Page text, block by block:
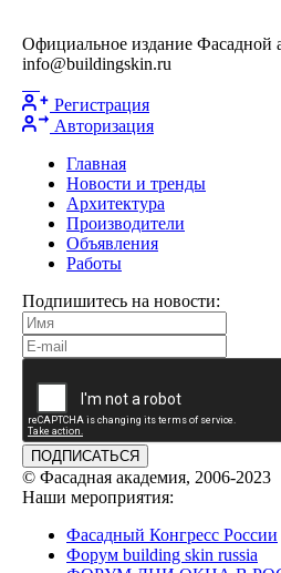
Официальное издание Фасадной
info@buildingskin.ru
Регистрация
Авторизация
Главная
Новости и тренды
Архитектура
Производители
Объявления
Работы
Подпишитесь на новости:
ПОДПИСАТЬСЯ
© Фасадная академия, 2006-2023
Наши мероприятия:
Фасадный Конгресс России
Форум building skin russia